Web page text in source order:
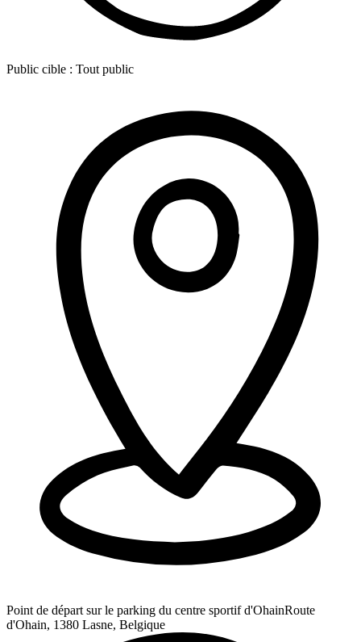
Public cible : Tout public
Point de départ sur le parking du centre sportif d'OhainRoute
d'Ohain, 1380 Lasne, Belgique